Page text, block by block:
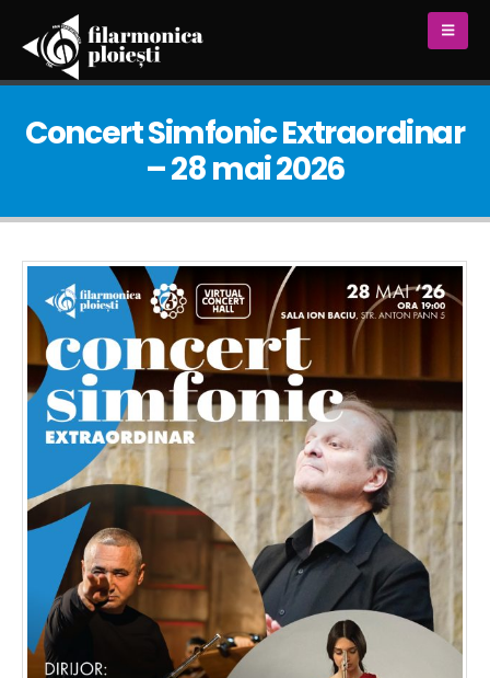
Concert Simfonic Extraordinar
– 28 mai 2026